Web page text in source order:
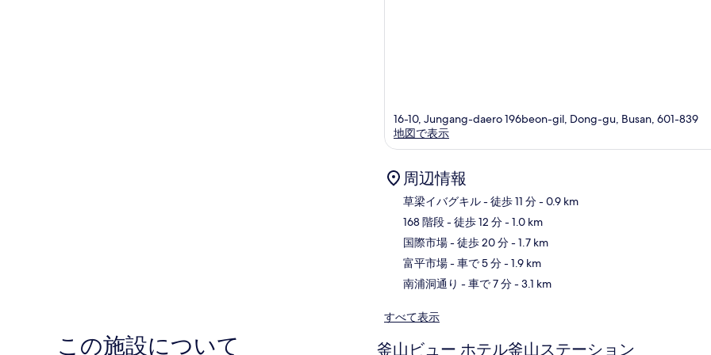
16-10, Jungang-daero 196beon-gil, Dong-gu, Busan, 601-839
地図で表示
周辺情報
草梁イバグキル- 徒歩 11 分- 0.9 km
168 階段- 徒歩 12 分- 1.0 km
国際市場- 徒歩 20 分- 1.7 km
富平市場- 車で 5 分- 1.9 km
南浦洞通り - 車で 7 分- 3.1 km
すべて表示
この施設について 釜山ビュー ホテル釜山ステーション